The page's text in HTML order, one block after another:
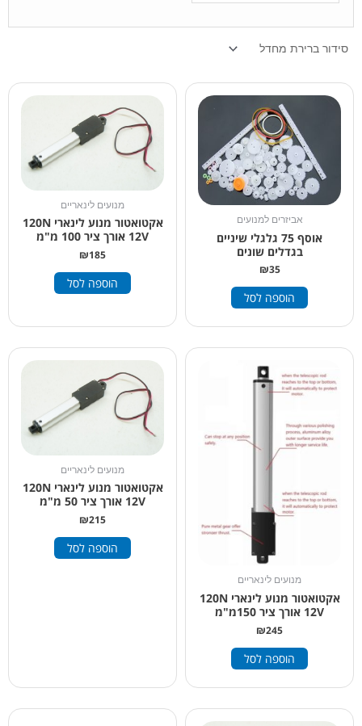
אביזרים למנועים
אוסף 75 גלגלי שיניים
בגדלים שונים
₪35
הוספה לסל
מנועים לינאריים
אקטואטור מנוע לינארי 120N
12V אורך ציר 100 מ"מ
₪185
הוספה לסל
מנועים לינאריים
אקטואטור מנוע לינארי 120N
12V אורך ציר 150מ"מ
₪245
הוספה לסל
מנועים לינאריים
אקטואטור מנוע לינארי 120N
12V אורך ציר 50 מ"מ
₪215
הוספה לסל